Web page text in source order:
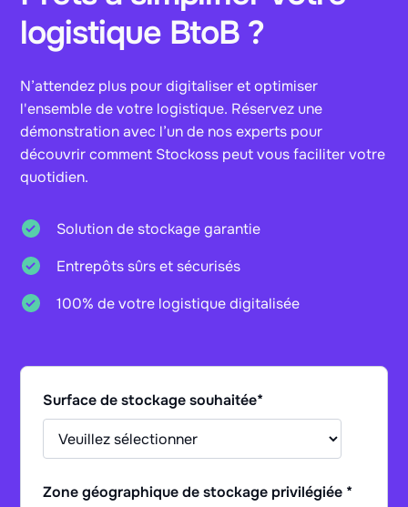
logistique BtoB ?
N’attendez plus pour digitaliser et optimiser
l'ensemble de votre logistique. Réservez une
démonstration avec l’un de nos experts pour
découvrir comment Stockoss peut vous faciliter votre
quotidien.
Solution de stockage garantie
Entrepôts sûrs et sécurisés
100% de votre logistique digitalisée
Surface de stockage souhaitée*
Zone géographique de stockage privilégiée *